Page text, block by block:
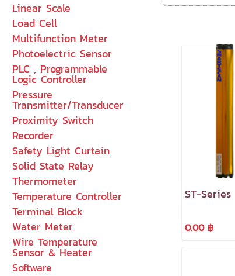
Linear Scale
Load Cell
Multifunction Meter
Photoelectric Sensor
PLC , Programmable
Logic Controller
Pressure
Transmitter/Transducer
Proximity Switch
Recorder
Safety Light Curtain
Solid State Relay
Thermometer
Temperature Controller
Terminal Block
Water Meter
Wire Temperature
Sensor & Heater
Software
Solid State
Ultrasonic
ST-Series
0.00 ฿